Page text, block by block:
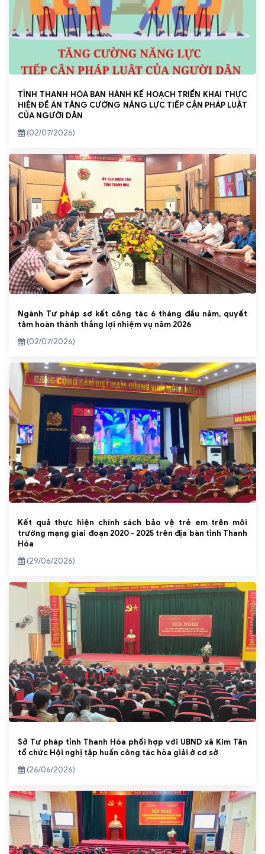
TỈNH THANH HÓA BAN HÀNH KẾ HOẠCH TRIỂN KHAI THỰC
HIỆN ĐỀ ÁN TĂNG CƯỜNG NĂNG LỰC TIẾP CẬN PHÁP LUẬT
CỦA NGƯỜI DÂN
(02/07/2026)
Ngành Tư pháp sơ kết công tác 6 tháng đầu năm, quyết
tâm hoàn thành thắng lợi nhiệm vụ năm 2026
(02/07/2026)
Kết quả thực hiện chính sách bảo vệ trẻ em trên môi
trường mạng giai đoạn 2020 - 2025 trên địa bàn tỉnh Thanh
Hóa
(29/06/2026)
Sở Tư pháp tỉnh Thanh Hóa phối hợp với UBND xã Kim Tân
tổ chức Hội nghị tập huấn công tác hòa giải ở cơ sở
(26/06/2026)